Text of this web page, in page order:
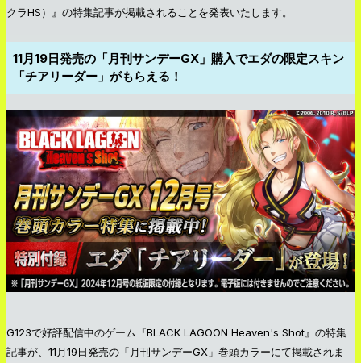
クラHS）』の特集記事が掲載されることを発表いたします。
11月19日発売の「月刊サンデーGX」購入でエダの限定スキン
「チアリーダー」がもらえる！
G123で好評配信中のゲーム『BLACK LAGOON Heaven's Shot』の特集
記事が、11月19日発売の「月刊サンデーGX」巻頭カラーにて掲載されま